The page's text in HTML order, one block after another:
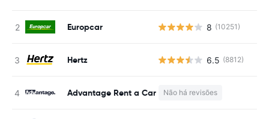
Europcar 8 (10251)
Hertz 6.5 (8812)
Advantage Rent a Car Não há revisões